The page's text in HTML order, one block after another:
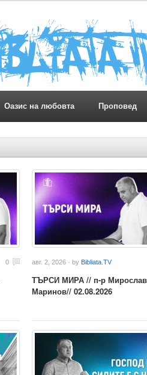
Оазис на любовта Проповед
0 авг. 2, 2026 · by Bibliata.TV
ТЪРСИ МИРА // п-р Мирослав
Маринов// 02.08.2026